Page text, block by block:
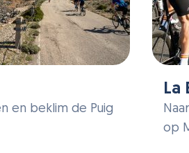
en beklim de Puig
La
op